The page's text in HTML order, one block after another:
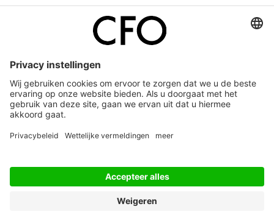
Vacatures
Service & Contact
Werken bij ons
Privacy Statement
Algemene Voorwaarden